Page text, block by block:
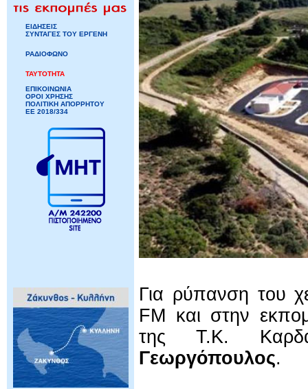
ΕΙΔΗΣΕΙΣ
ΣΥΝΤΑΓΕΣ ΤΟΥ ΕΡΓΕΝΗ
ΡΑΔΙΟΦΩΝΟ
ΤΑΥΤΟΤΗΤΑ
ΕΠΙΚΟΙΝΩΝΙΑ
ΟΡΟΙ ΧΡΗΣΗΣ
ΠΟΛΙΤΙΚΗ ΑΠΟΡΡΗΤΟΥ
ΕΕ 2018/334
Για ρύπανση του
FM και στην
της Τ.Κ.
Γεωργόπουλος.